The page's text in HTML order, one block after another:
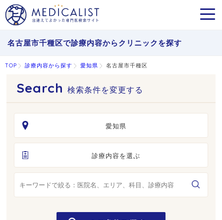
名古屋市千種区で診療内容からクリニックを探す
TOP 診療内容から探す 愛知県 名古屋市千種区
検索条件を変更する
愛知県
診療内容を選ぶ